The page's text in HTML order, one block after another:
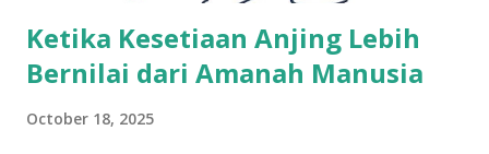
Ketika Kesetiaan Anjing Lebih
Bernilai dari Amanah Manusia
October 18, 2025